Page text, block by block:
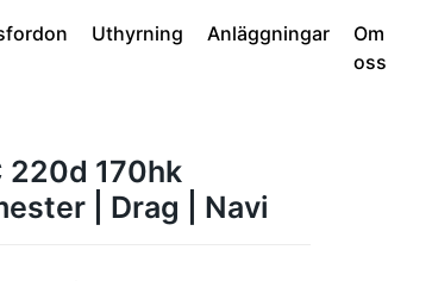
Uthyrning Anläggningar
Om
oss
220d 170hk
| Drag | Navi